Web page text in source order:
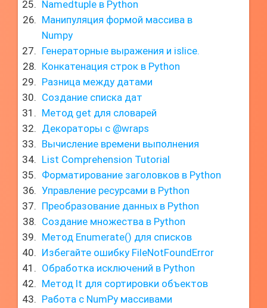
Namedtuple в Python
Манипуляция формой массива в
Numpy
Генераторные выражения и islice.
Конкатенация строк в Python
Разница между датами
Создание списка дат
Метод get для словарей
Декораторы с @wraps
Вычисление времени выполнения
List Comprehension Tutorial
Форматирование заголовков в Python
Управление ресурсами в Python
Преобразование данных в Python
Создание множества в Python
Метод Enumerate() для списков
Избегайте ошибку FileNotFoundError
Обработка исключений в Python
Метод lt для сортировки объектов
Работа с NumPy массивами